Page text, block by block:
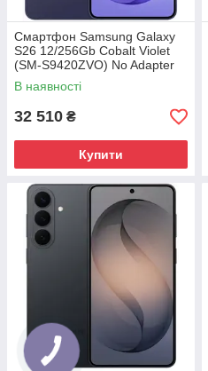
Смартфон Samsung Galaxy
S26 12/256Gb Cobalt Violet
(SM-S9420ZVO) No Adapter
Global version
В наявності
32 510 ₴
Купити